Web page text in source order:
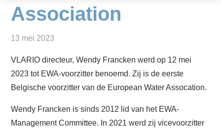
Association
13 mei 2023
VLARIO directeur, Wendy Francken werd op 12 mei
2023 tot EWA-voorzitter benoemd. Zij is de eerste
Belgische voorzitter van de European Water Assocation.
Wendy Francken is sinds 2012 lid van het EWA-
Management Committee. In 2021 werd zij vicevoorzitter
Account